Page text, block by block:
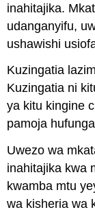
inahitajika.
udanganyifu,
ushawishi
Kuzingatia
Kuzingatia ni
ya kitu kingine
pamoja
Uwezo wa
inahitajika kwa
kwamba mtu
wa kisheria wa